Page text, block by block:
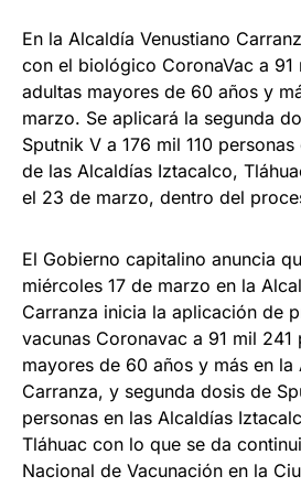
En la Alcaldía Venustiano
con el biológico CoronaVac a 91
adultas mayores de 60 años y
marzo. Se aplicará la segunda
Sputnik V a 176 mil 110
de las Alcaldías Iztacalco,
el 23 de marzo, dentro del
El Gobierno capitalino anuncia
miércoles 17 de marzo en la
Carranza inicia la aplicación de
vacunas Coronavac a 91 mil 241
mayores de 60 años y más en la
Carranza, y segunda dosis de
personas en las Alcaldías
Tláhuac con lo que se da
Nacional de Vacunación en la